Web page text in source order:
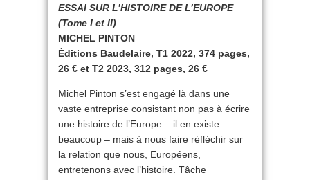
ESSAI SUR L’HISTOIRE DE L’EUROPE
(Tome I et II)
MICHEL PINTON
Éditions Baudelaire, T1 2022, 374 pages,
26 € et T2 2023, 312 pages, 26 €
Michel Pinton s’est engagé là dans une
vaste entreprise consistant non pas à écrire
une histoire de l’Europe – il en existe
beaucoup – mais à nous faire réfléchir sur
la relation que nous, Européens,
entretenons avec l’histoire. Tâche